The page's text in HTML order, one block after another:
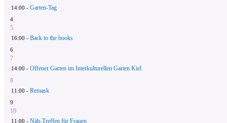
14:00 - Garten-Tag
4
5
16:00 - Back to the books
6
7
14:00 - Offener Garten im Interkulturellen Garten Kiel
8
11:00 - Remask
9
10
11:00 - Näh-Treffen für Frauen